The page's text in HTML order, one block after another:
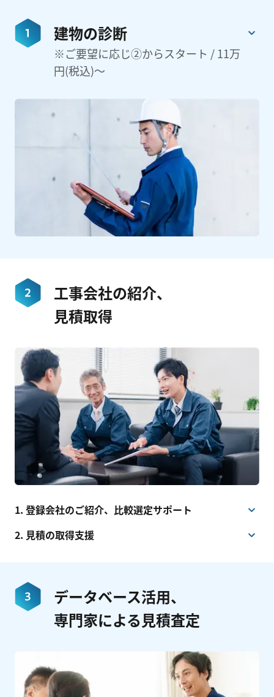
建物の診断
※ご要望に応じ②からスタート / 11万
円(税込)～
工事会社の紹介、
見積取得
1. 登録会社のご紹介、比較選定サポート
2. 見積の取得支援
データベース活用、
専門家による見積査定